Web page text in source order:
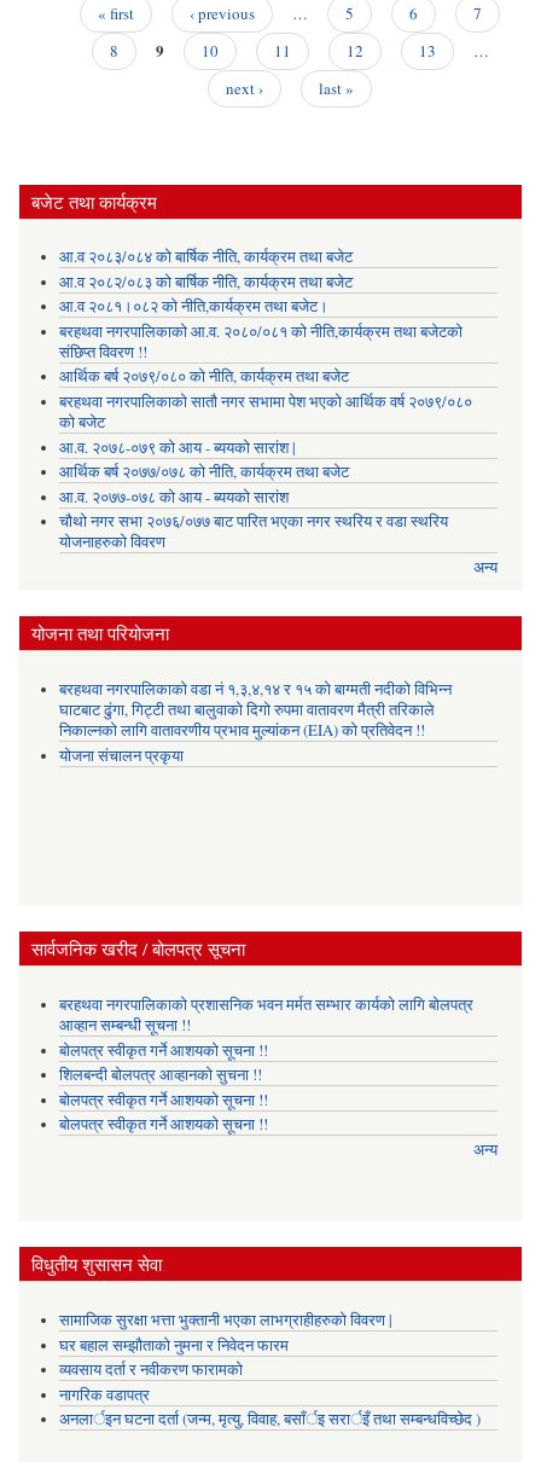
« first ‹ previous … 5 6
7
8
9 10 11 12 13
…
next ›
last »
बजेट तथा कार्यक्रम
आ.व २०८३/०८४ को बार्षिक नीति, कार्यक्रम तथा बजेट
आ.व २०८२/०८३ को बार्षिक नीति, कार्यक्रम तथा बजेट
आ.व २०८१।०८२ को नीति,कार्यक्रम तथा बजेट।
बरहथवा नगरपालिकाको आ.व. २०८०/०८१ को नीति,कार्यक्रम तथा बजेटको
संछिप्त विवरण !!
आर्थिक बर्ष २०७९/०८० को नीति, कार्यक्रम तथा बजेट
बरहथवा नगरपालिकाको सातौ नगर सभामा पेश भएको आर्थिक वर्ष २०७९/०८०
को बजेट
आ.व. २०७८-०७९ को आय - ब्ययको सारांश |
आर्थिक बर्ष २०७७/०७८ को नीति, कार्यक्रम तथा बजेट
आ.व. २०७७-०७८ को आय - ब्ययको सारांश
चौथो नगर सभा २०७६/०७७ बाट पारित भएका नगर स्थरिय र वडा स्थरिय
योजनाहरुको विवरण
अन्य
योजना तथा परियोजना
बरहथवा नगरपालिकाको वडा नं १,३,४,१४ र १५ को बाग्मती नदीको विभिन्न
घाटबाट ढुंगा, गिट्टी तथा बालुवाको दिगो रुपमा वातावरण मैत्री तरिकाले
निकाल्नको लागि वातावरणीय प्रभाव मुल्यांकन (EIA) को प्रतिवेदन !!
योजना संचालन प्रकृया
सार्वजनिक खरीद / बोलपत्र सूचना
बरहथवा नगरपालिकाको प्रशासनिक भवन मर्मत सम्भार कार्यको लागि बोलपत्र
आव्हान सम्बन्धी सूचना !!
बोलपत्र स्वीकृत गर्ने आशयको सूचना !!
शिलबन्दी बोलपत्र आव्हानको सुचना !!
बोलपत्र स्वीकृत गर्ने आशयको सूचना !!
बोलपत्र स्वीकृत गर्ने आशयको सूचना !!
अन्य
विधुतीय शुसासन सेवा
सामाजिक सुरक्षा भत्ता भुक्तानी भएका लाभग्राहीहरुको विवरण |
घर बहाल सम्झौताको नुमना र निवेदन फारम
व्यवसाय दर्ता र नवीकरण फारामको
नागरिक वडापत्र
अनलार्इन घटना दर्ता (जन्म, मृत्यु, विवाह, बसाँर्इ सरार्इँ तथा सम्बन्धविच्छेद )